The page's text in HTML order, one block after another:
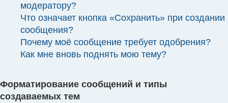
модератору?
Что означает кнопка «Сохранить» при создании
сообщения?
Почему моё сообщение требует одобрения?
Как мне вновь поднять мою тему?
Форматирование сообщений и типы
создаваемых тем